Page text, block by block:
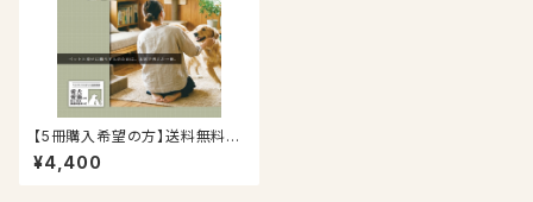
【5冊購入希望の方】送料無料＆
1冊無料プレゼント！AMILIEペッ
トとの暮らしガイドブック2026
¥4,400